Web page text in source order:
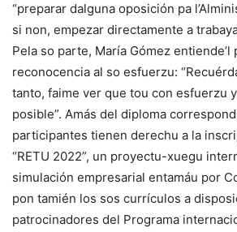
“preparar dalguna oposición pa
si non, empezar directamente a
Pela so parte, María Gómez
reconocencia al so esfuerzu:
tanto, faime ver que tou con esfuerzu
posible”. Amás del diploma
participantes tienen derechu a la
“RETU 2022”, un proyectu-xuegu
simulación empresarial entamáu por
pon tamién los sos currículos a
patrocinadores del Programa